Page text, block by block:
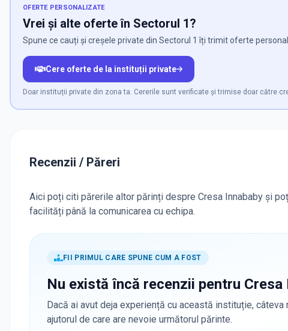
OFERTE PERSONALIZATE
Vrei și alte oferte în Sectorul 1?
Spune ce cauți și creșele private din Sectorul 1 îți trimit oferte
Cere oferte de la instituții private
Doar instituții private din zona ta. Cererile sunt verificate și trimise doar către
Recenzii / Păreri
Aici poți citi părerile altor părinți despre Cresa Innababy și
facilități până la comunicarea cu echipa.
FII PRIMUL CARE SPUNE CUM A FOST
Nu există încă recenzii pentru Cresa
Dacă ai avut deja experiență cu această instituție,
ajutorul de care are nevoie următorul părinte.